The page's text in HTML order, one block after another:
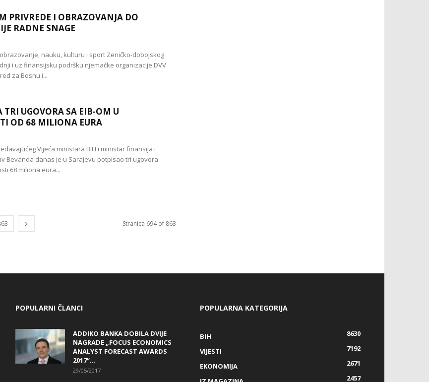
PRIVREDE I OBRAZOVANJA DO
RADNE SNAGE
nauku, kulturu i sport Zeničko-dobojskog
i uz finansijsku podršku njemačke organizacije DVV
za Bosnu i...
TRI UGOVORA SA EIB-OM U
OD 68 MILIONA EURA
Vijeća ministara BiH i ministar finansija i
Bevanda danas je u Sarajevu potpisao tri ugovora
68 miliona eura...
Stranica 694 of 863
POPULARNI ČLANCI
ADDIKO BANKA DOBILA DVIJE
NAGRADE „FOCUS ECONOMICS
ANALYST FORECAST AWARDS
2017“...
29/05/2017
POPULARNA KATEGORIJA
BIH
8630
VIJESTI
7192
EKONOMIJA
2671
2457